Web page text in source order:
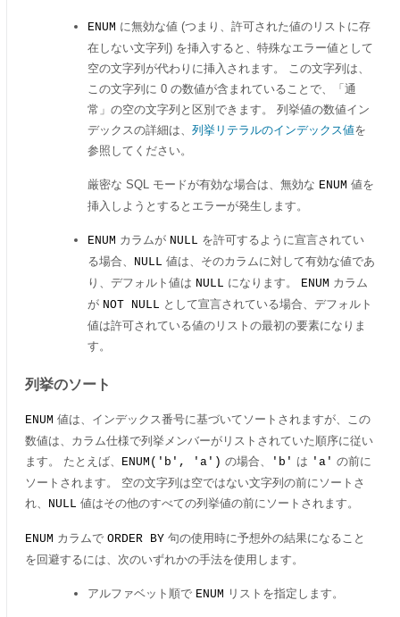
ENUM に無効な値 (つまり、許可された値のリストに存
在しない文字列) を挿入すると、特殊なエラー値として
空の文字列が代わりに挿入されます。 この文字列は、
この文字列に 0 の数値が含まれていることで、
「 通
常 」 の空の文字列と区別できます。 列挙値の数値イン
デックスの詳細は、 列挙リテラルのインデックス値を
参照してください。
厳密な SQL モードが有効な場合は、無効な ENUM 値を
挿入しようとするとエラーが発生します。
ENUM カラムが NULL を許可するように宣言されてい
る場合、 NULL 値は、そのカラムに対して有効な値であ
り、デフォルト値は NULL になります。 ENUM カラム
が NOT NULL として宣言されている場合、デフォルト
値は許可されている値のリストの最初の要素になりま
す。
列挙のソート
ENUM 値は、インデックス番号に基づいてソートされますが、この
数値は、カラム仕様で列挙メンバーがリストされていた順序に従い
ます。 たとえば、 ENUM('b', 'a') の場合、 'b' は 'a' の前に
ソートされます。 空の文字列は空ではない文字列の前にソートさ
れ、 NULL 値はその他のすべての列挙値の前にソートされます。
ENUM カラムで ORDER BY 句の使用時に予想外の結果になること
を回避するには、次のいずれかの手法を使用します。
アルファベット順で ENUM リストを指定します。